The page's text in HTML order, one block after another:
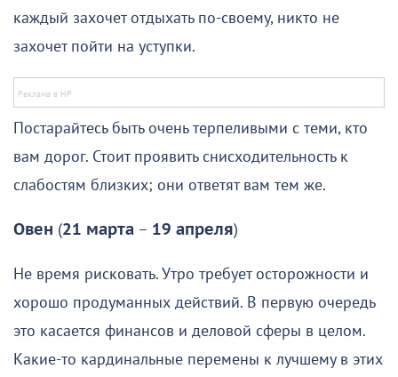
каждый захочет отдыхать по-своему, никто не
захочет пойти на уступки.
Постарайтесь быть очень терпеливыми с теми, кто
вам дорог. Стоит проявить снисходительность к
слабостям близких; они ответят вам тем же.
Овен (21 марта – 19 апреля)
Не время рисковать. Утро требует осторожности и
хорошо продуманных действий. В первую очередь
это касается финансов и деловой сферы в целом.
Какие-то кардинальные перемены к лучшему в этих